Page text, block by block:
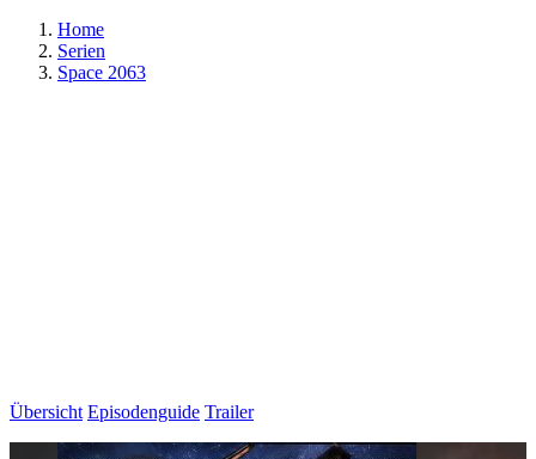
Home
Serien
Space 2063
Übersicht Episodenguide Trailer